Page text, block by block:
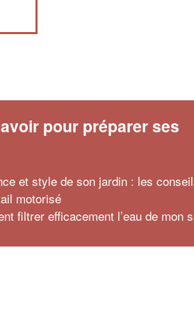
pour préparer ses
et style de son jardin : les
motorisé
filtrer efficacement l’eau de mon